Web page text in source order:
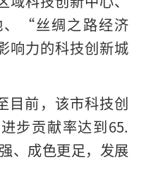
、“丝绸之路经济
响力的科技创新城
目前，该市科技创
步贡献率达到65.
、成色更足，发展